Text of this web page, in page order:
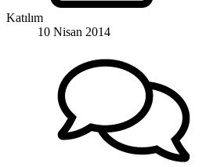
Katılım
10 Nisan 2014